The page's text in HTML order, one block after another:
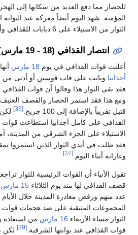
للحصار مما دفع العديد من سكانها إلى
المؤمنة. شهد اليوم أيضاً معركة عند البوابة
الثوار من الاستيلاء على 6 دبابات للقذافي وأسر أحد جنوده.
انتصار القذافي (18 - 19 مارس)
أعلنت قوات القذافي في يوم 18 مارس
أجدابيا وباتت على قاب قوسين أو أدنى من
فقد نفى الثوار هذا وقالوا أن قوات القذافي
قتيل تقريباً بالإضافة إلى 100 جريح.
[36]
القذافي على كامل أجدابيا استطاعت قوات
الاستيلاء على الجزء الشرقي من المدينة،
فقد ظلت في أيدي الثوار الذين استمروا
وغاراته أثناء اليوم. [37]
تقول الأنباء أن القوات الرئيسية للثوار
قصف القذافي لها منذ يوم الثلاثاء 15 مارس
عدد منهم ورفض مغادرة المدينة خلال الأيام
المجموعات المتبقية على صد هجمات قوات
الثوار مساء الأربعاء 16 مارس
من استعادة
قوات القذافي عند بوابتها الشرقية. [39]
لكن